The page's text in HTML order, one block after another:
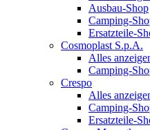
Ausbau-Shop
Camping-
Ersatzteile-
Cosmoplast S.p.A.
Alles
Camping-
Crespo
Alles
Camping-
Ersatzteile-